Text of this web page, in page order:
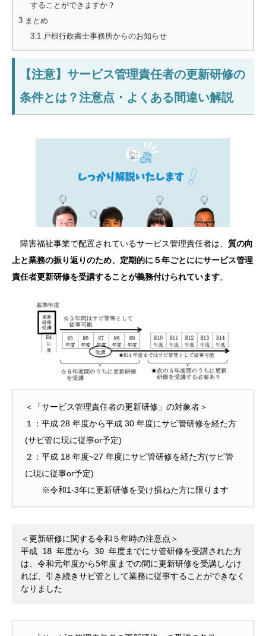
することができますか？
3 まとめ
3.1戸根行政書士事務所からのお知らせ
【注意】サービス管理責任者の更新研修の
条件とは？注意点・よくある間違い解説
障害福祉事業で配置されているサービス管理責任者は、 質の向
上と業務の振り返りのため、定期的に５年ごとににサービス管理
責任者更新研修を受講することが義務付けられています。
＜「サービス管理責任者の更新研修」の対象者＞
１：平成 28 年度から平成 30 年度にサビ管研修を経た方
(サビ管に現に従事or予定)
２：平成 18 年度~27 年度にサビ管研修を経た方(サビ管
に現に従事or予定)
※令和1-3年に更新研修を受け損ねた方に限ります
＜更新研修に関する令和５年時の注意点＞
平成 18 年度から 30 年度までにサ管研修を受講された方
は、令和元年度から5年度までの間に更新研修を受講しなけ
れば、引き続きサビ管として業務に従事することができなく
なりました